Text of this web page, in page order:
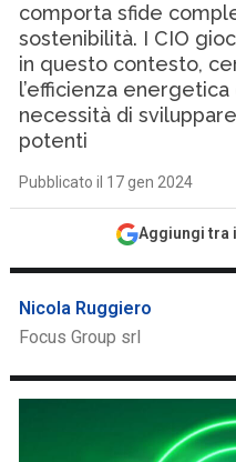
comporta sfide
sostenibilità. I CIO
in questo contesto,
l’efficienza
necessità di
potenti
Pubblicato il 17 gen 2024
Aggiungi tra
Nicola Ruggiero
Focus Group srl